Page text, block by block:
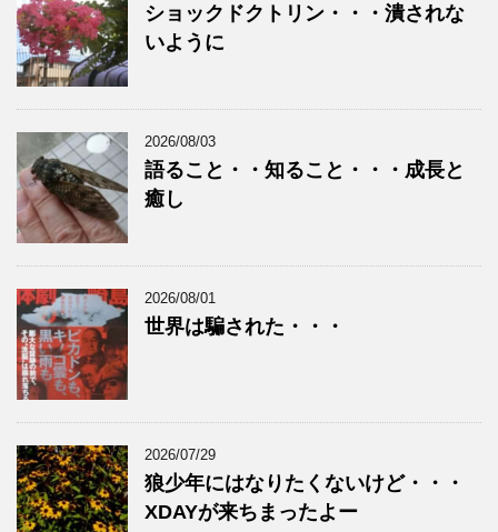
ショックドクトリン・・・潰されな
いように
2026/08/03
語ること・・知ること・・・成長と
癒し
2026/08/01
世界は騙された・・・
2026/07/29
狼少年にはなりたくないけど・・・
XDAYが来ちまったよー